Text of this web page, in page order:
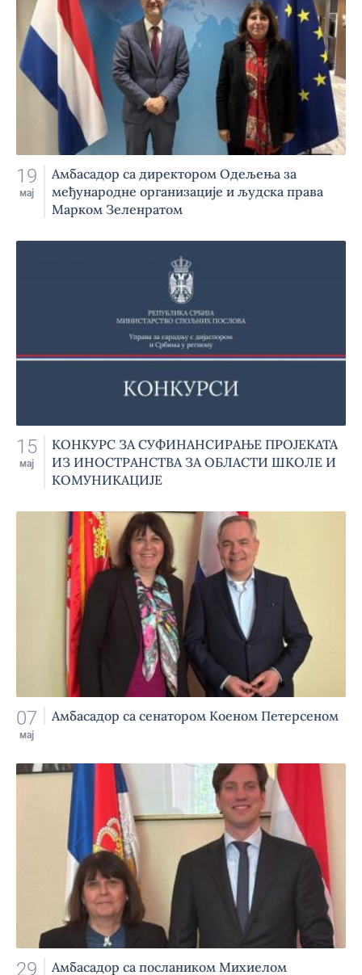
19
мај
Амбасадор са директором Одељења за
међународне организације и људска права
Марком Зеленратом
15
мај
КОНКУРС ЗА СУФИНАНСИРАЊЕ ПРОЈЕКАТА
ИЗ ИНОСТРАНСТВА ЗА ОБЛАСТИ ШКОЛЕ И
КОМУНИКАЦИЈЕ
07
мај
Амбасадор са сенатором Коеном Петерсеном
29 Амбасадор са послаником Михиелом